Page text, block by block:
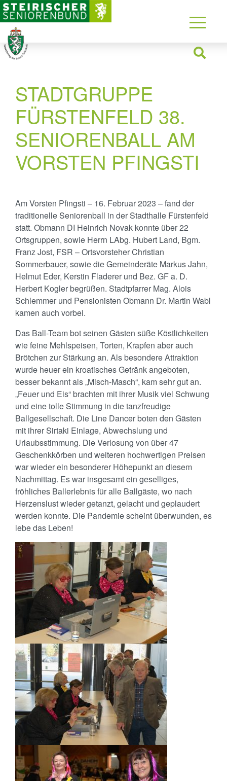
STADTGRUPPE
FÜRSTENFELD 38.
SENIORENBALL AM
VORSTEN PFINGSTI
Am Vorsten Pfingsti – 16. Februar 2023 – fand der
traditionelle Seniorenball in der Stadthalle Fürstenfeld
statt. Obmann DI Heinrich Novak konnte über 22
Ortsgruppen, sowie Herrn LAbg. Hubert Land, Bgm.
Franz Jost, FSR – Ortsvorsteher Christian
Sommerbauer, sowie die Gemeinderäte Markus Jahn,
Helmut Eder, Kerstin Fladerer und Bez. GF a. D.
Herbert Kogler begrüßen. Stadtpfarrer Mag. Alois
Schlemmer und Pensionisten Obmann Dr. Martin Wabl
kamen auch vorbei.
Das Ball-Team bot seinen Gästen süße Köstlichkeiten
wie feine Mehlspeisen, Torten, Krapfen aber auch
Brötchen zur Stärkung an. Als besondere Attraktion
wurde heuer ein kroatisches Getränk angeboten,
besser bekannt als „Misch-Masch“, kam sehr gut an.
„Feuer und Eis“ brachten mit ihrer Musik viel Schwung
und eine tolle Stimmung in die tanzfreudige
Ballgesellschaft. Die Line Dancer boten den Gästen
mit ihrer Sirtaki Einlage, Abwechslung und
Urlaubsstimmung. Die Verlosung von über 47
Geschenkkörben und weiteren hochwertigen Preisen
war wieder ein besonderer Höhepunkt an diesem
Nachmittag. Es war insgesamt ein geselliges,
fröhliches Ballerlebnis für alle Ballgäste, wo nach
Herzenslust wieder getanzt, gelacht und geplaudert
werden konnte. Die Pandemie scheint überwunden, es
lebe das Leben!